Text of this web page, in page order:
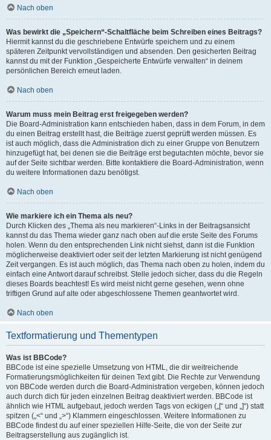
Nach oben
Was bewirkt die „Speichern“-Schaltfläche beim Schreiben eines Beitrags?
Hiermit kannst du die geschriebene Entwürfe speichern und zu einem
späteren Zeitpunkt vervollständigen und absenden. Den gesicherten Beitrag
kannst du mit der Funktion „Gespeicherte Entwürfe verwalten“ in deinem
persönlichen Bereich erneut laden.
Nach oben
Warum muss mein Beitrag erst freigegeben werden?
Die Board-Administration kann entschieden haben, dass in dem Forum, in dem
du einen Beitrag erstellt hast, die Beiträge zuerst geprüft werden müssen. Es
ist auch möglich, dass die Administration dich zu einer Gruppe von Benutzern
hinzugefügt hat, bei denen sie die Beiträge erst begutachten möchte, bevor sie
auf der Seite sichtbar werden. Bitte kontaktiere die Board-Administration, wenn
du weitere Informationen dazu benötigst.
Nach oben
Wie markiere ich ein Thema als neu?
Durch Klicken des „Thema als neu markieren“-Links in der Beitragsansicht
kannst du das Thema wieder ganz nach oben auf die erste Seite des Forums
holen. Wenn du den entsprechenden Link nicht siehst, dann ist die Funktion
möglicherweise deaktiviert oder seit der letzten Markierung ist nicht genügend
Zeit vergangen. Es ist auch möglich, das Thema nach oben zu holen, indem du
einfach eine Antwort darauf schreibst. Stelle jedoch sicher, dass du die Regeln
dieses Boards beachtest! Es wird meist nicht gerne gesehen, wenn ohne
triftigen Grund auf alte oder abgeschlossene Themen geantwortet wird.
Nach oben
Textformatierung und Thementypen
Was ist BBCode?
BBCode ist eine spezielle Umsetzung von HTML, die dir weitreichende
Formatierungsmöglichkeiten für deinen Text gibt. Die Rechte zur Verwendung
von BBCode werden durch die Board-Administration vergeben, können jedoch
auch durch dich für jeden einzelnen Beitrag deaktiviert werden. BBCode ist
ähnlich wie HTML aufgebaut, jedoch werden Tags von eckigen („[“ und „]“) statt
spitzen („<“ und „>“) Klammern eingeschlossen. Weitere Informationen zu
BBCode findest du auf einer speziellen Hilfe-Seite, die von der Seite zur
Beitragserstellung aus zugänglich ist.